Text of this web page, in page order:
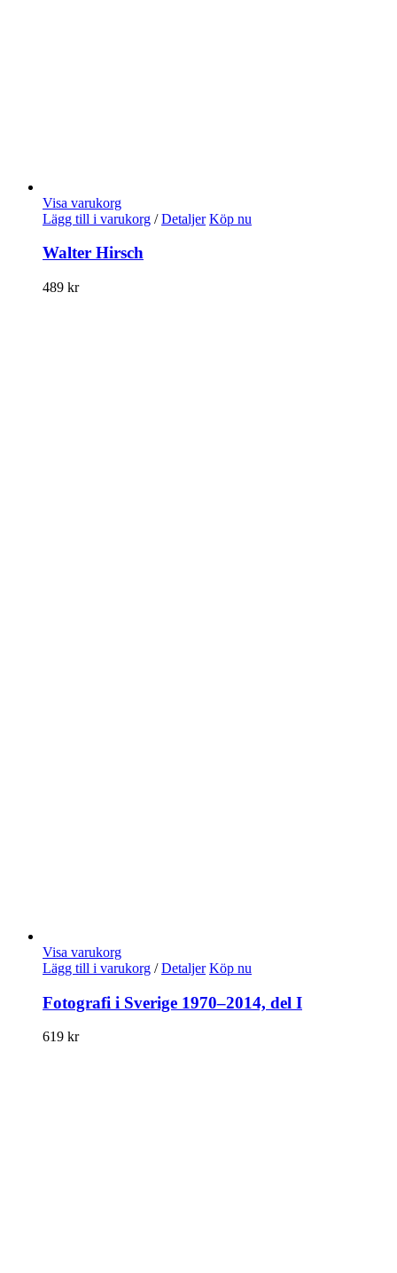
Visa varukorg
Lägg till i varukorg / Detaljer Köp nu
Walter Hirsch
489 kr
Visa varukorg
Lägg till i varukorg / Detaljer Köp nu
Fotografi i Sverige 1970–2014, del I
619 kr